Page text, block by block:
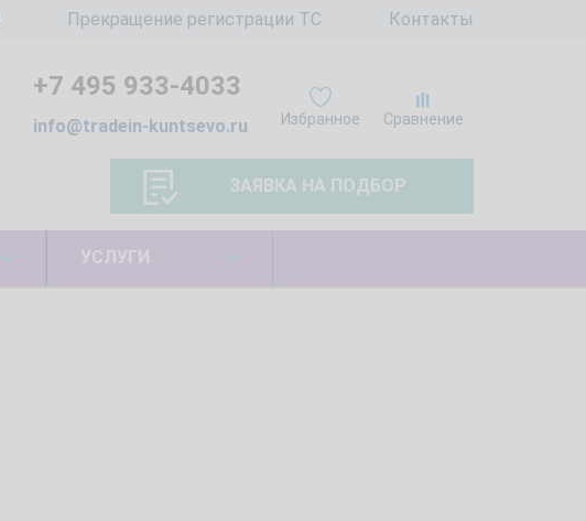
Прекращение регистрации ТС Контакты
Избранное Сравнение
+7 495 933-4033
info@tradein-kuntsevo.ru
ЗАЯВКА НА ПОДБОР
УСЛУГИ